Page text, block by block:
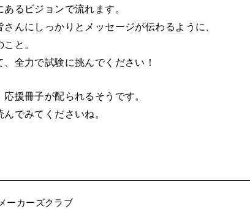
るビジョンで流れます。
んにしっかりとメッセージが伝わるように、
と。
全力で試験に挑んでください！
援冊子が配られるそうです。
でみてくださいね。
ーカーズクラブ